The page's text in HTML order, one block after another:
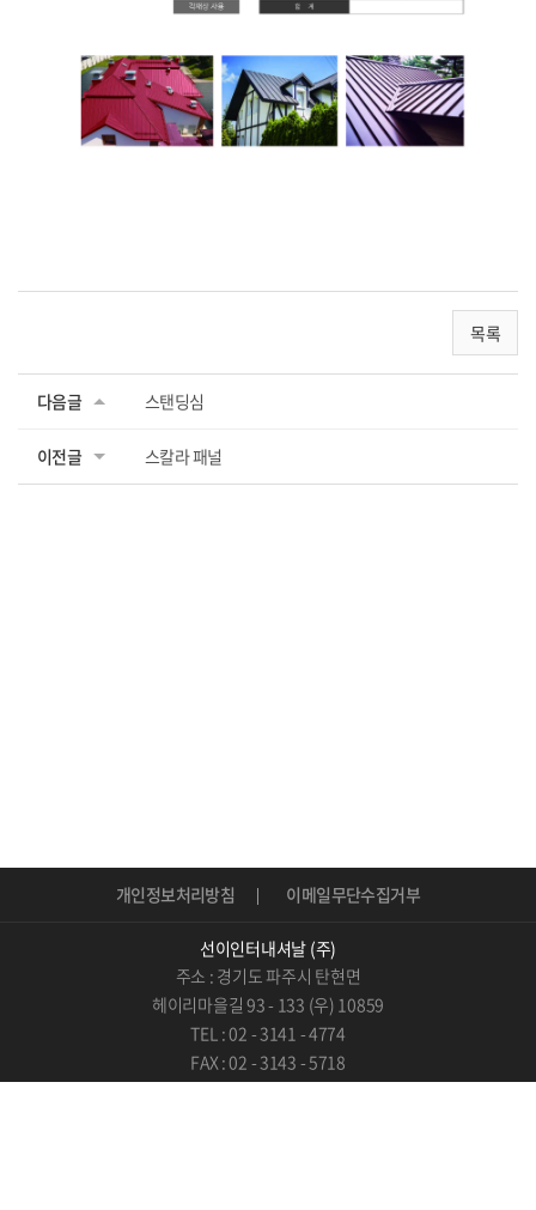
목록
다음글 스탠딩심
이전글 스칼라 패널
개인정보처리방침 이메일무단수집거부
선이인터내셔날 (주)
주소 : 경기도 파주시 탄현면
헤이리마을길 93 - 133 (우) 10859
TEL : 02 - 3141 - 4774
FAX : 02 - 3143 - 5718